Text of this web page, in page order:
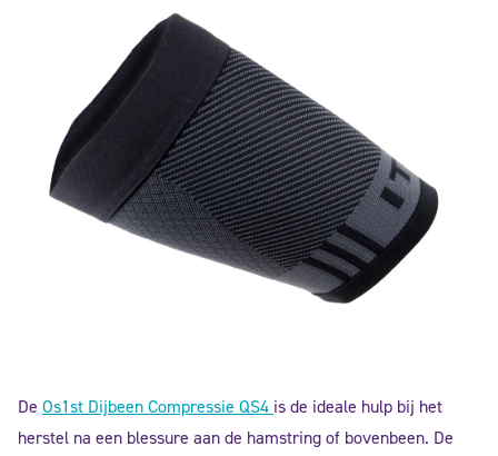
De Os1st Dijbeen Compressie QS4 is de ideale hulp bij het
herstel na een blessure aan de hamstring of bovenbeen. De